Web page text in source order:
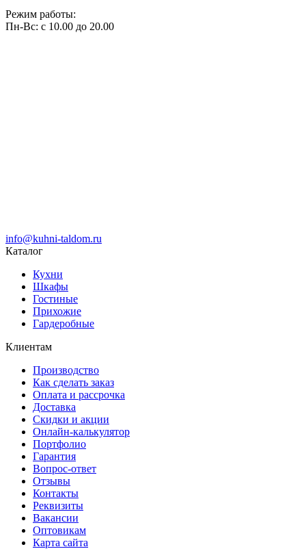
Режим работы:
Пн-Вс: с 10.00 до 20.00
info@kuhni-taldom.ru
Каталог
Кухни
Шкафы
Гостиные
Прихожие
Гардеробные
Клиентам
Производство
Как сделать заказ
Оплата и рассрочка
Доставка
Скидки и акции
Онлайн-калькулятор
Портфолио
Гарантия
Вопрос-ответ
Отзывы
Контакты
Реквизиты
Вакансии
Оптовикам
Карта сайта